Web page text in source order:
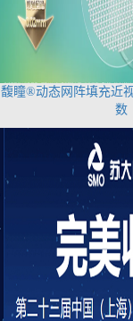
馥瞳®动态网阵填充近
数